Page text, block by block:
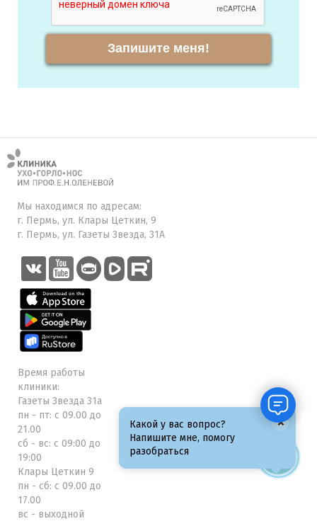
Запишите меня!
Мы находимся по адресам:
г. Пермь, ул. Клары Цеткин, 9
г. Пермь, ул. Газеты Звезда, 31А
Время работы
клиники:
Газеты Звезда 31а
пн - пт: с 09.00 до
21.00
сб - вс: с 09:00 до
19:00
Клары Цеткин 9
пн - сб: с 09.00 до
17.00
вс - выходной
Какой у вас вопрос?
Напишите мне, помогу
разобраться
×